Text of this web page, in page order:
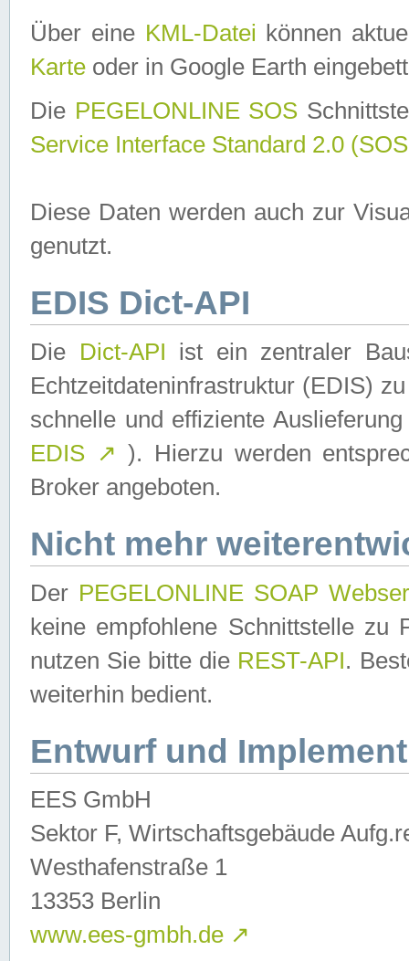
Über eine KML-Datei können
Karte oder in Google Earth
Die PEGELONLINE SOS
Service Interface Standard 2.0
Diese Daten werden auch zur
genutzt.
EDIS Dict-API
Die Dict-API ist ein zentraler
Echtzeitdateninfrastruktur (EDIS)
schnelle und effiziente
EDIS ↗ ). Hierzu werden
Broker angeboten.
Nicht mehr
Der PEGELONLINE SOAP
keine empfohlene Schnittstelle zu
nutzen Sie bitte die REST-API.
weiterhin bedient.
Entwurf und
EES GmbH
Sektor F, Wirtschaftsgebäude
Westhafenstraße 1
13353 Berlin
www.ees-gmbh.de ↗